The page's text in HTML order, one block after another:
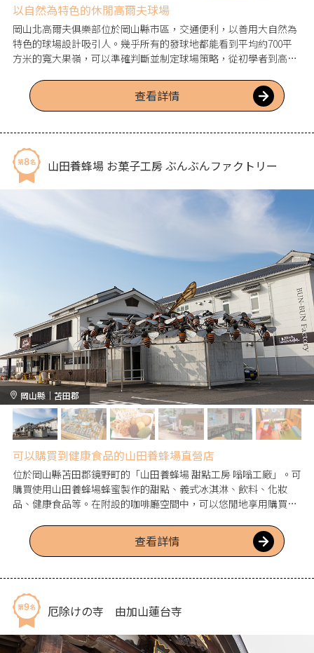
以自然為特色的休閒高爾夫球場
岡山北高爾夫俱樂部位於岡山縣市區，交通便利，以善用大自然為
特色的球場設計吸引人。幾乎所有的發球地都能看到平均約700平
方米的寬大果嶺，可以準確判斷並制定球場策略，從初學者到高級
利用排行榜功能。
查看詳情
山田養蜂場 お菓子工房 ぶんぶんファクトリー
岡山縣｜苫田郡
可以購買到健康食品的山田養蜂場直營店
位於岡山縣苫田郡鏡野町的「山田養蜂場 甜點工房 嗡嗡工廠」。可
購買使用山田養蜂場蜂蜜製作的甜點、義式冰淇淋、飲料、化妝
品、健康食品等。在附設的咖啡廳空間中，可以悠閒地享用購買的
查看詳情
厄除けの寺 由加山蓮台寺